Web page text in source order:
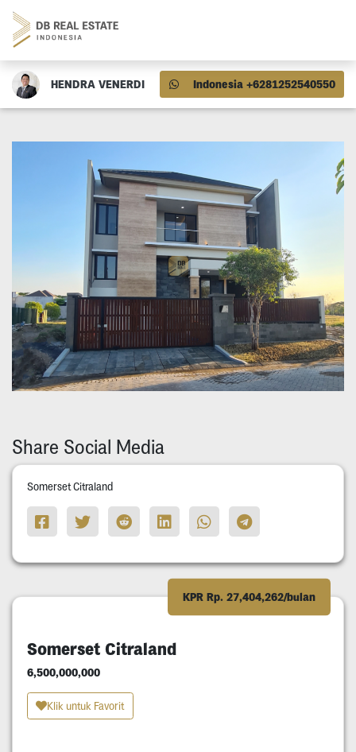
HENDRA VENERDI Indonesia +6281252540550
Share Social Media
Somerset Citraland
KPR Rp. 27,404,262/bulan
Somerset Citraland
6,500,000,000
Klik untuk Favorit